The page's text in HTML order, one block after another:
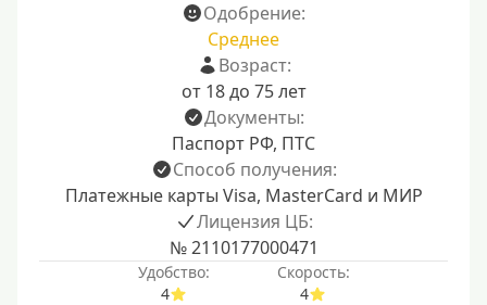
Одобрение:
Среднее
Возраст:
от 18 до 75 лет
Документы:
Паспорт РФ, ПТС
Способ получения:
Платежные карты Visa, MasterCard и МИР
Лицензия ЦБ:
№ 2110177000471
Удобство:
4
Скорость:
4